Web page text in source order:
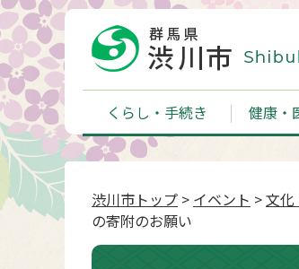
くらし・手続き 健康・
渋川市トップ > イベント >文化
の寄附のお願い